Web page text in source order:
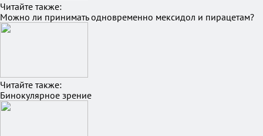
Читайте также:
Можно ли принимать одновременно мексидол и пирацетам?
Читайте также:
Бинокулярное зрение